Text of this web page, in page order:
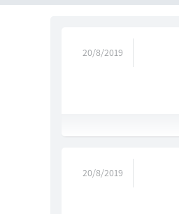
20/8/2019
20/8/2019